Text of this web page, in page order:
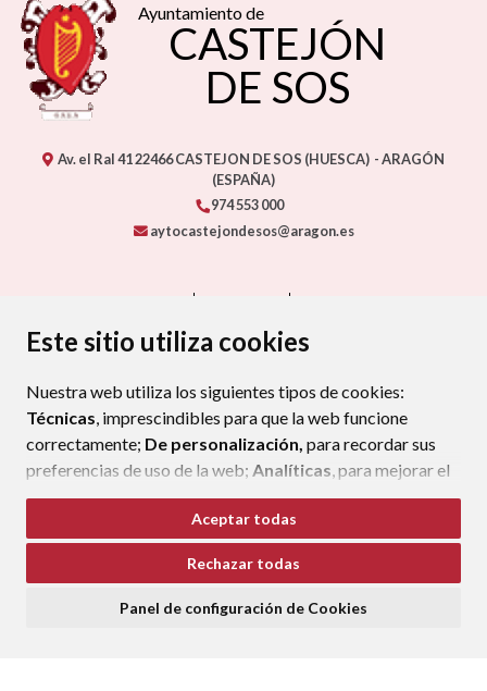
Este sitio utiliza cookies
Nuestra web utiliza los siguientes tipos de cookies:
Técnicas, imprescindibles para que la web funcione
correctamente; De personalización, para recordar sus
preferencias de uso de la web; Analíticas, para mejorar el
funcionamiento de la web y sus servicios.
Si acepta pulsando el botón“Aceptar todas”
consideramos que acepta su uso. Si pulsa el botón
ninguna acción, se guardarán las cookies técnicas
Aceptar todas
Rechazar todas
Panel de configuración de Cookies
Ayuntamiento de
CASTEJÓN
DE SOS
Av. el Ral 4122466CASTEJON DE SOS (HUESCA) - ARAGÓN
(ESPAÑA)
974 553 000
aytocastejondesos@aragon.es
PROTECCIÓN DE DATOS
POLÍTICA DE COOKIES